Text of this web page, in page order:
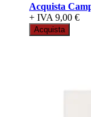
Acquista
+ IVA 9,00 €
Acquista